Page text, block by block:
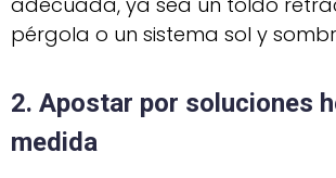
pérgola o un sistema sol y
2. Apostar por soluciones
medida